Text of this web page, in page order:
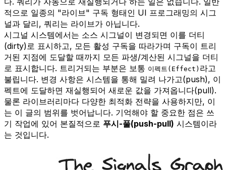
적으로 일종의 "라이브" 구독 형태인 UI 프로그래밍의 시그
널과 달리, 쿼리는 라이브가 아닙니다.
시그널 시스템에서는 소스 시그널이 변경되면 이를 더티
(dirty)로 표시하고, 모든 활성 구독을 따라가며 구독이 트리
거된 지점에 도달할 때까지 모든 파생/계산된 시그널을 더티
로 표시합니다. 트리거되는 부분은 보통 이펙트(Effect) 라고
불립니다. 변경 사항은 시스템을 통해 밀려 나가고(push), 이
펙트에 도달하면 재실행되어 새로운 값을 가져옵니다(pull).
물론 라이브러리마다 다양한 최적화 전략을 사용하지만, 이
는 이 글의 범위를 벗어납니다. 기억해야 할 중요한 점은 쓰
기 작업에 있어 본질적으로 푸시-풀(push-pull) 시스템이라
는 것입니다.